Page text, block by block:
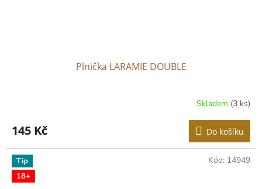
Plnička LARAMIE DOUBLE
produktu
je
4,4
5
hvězdiček.
Skladem (3 ks)
145 Kč Do košíku
Tip
18+
Kód: 14949